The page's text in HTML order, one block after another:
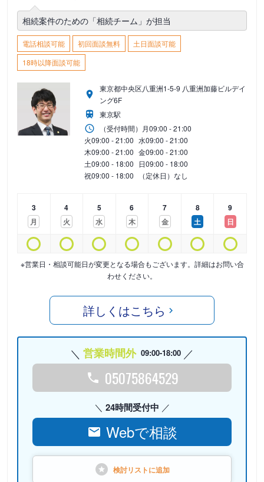
相続案件のための「相続チーム」が担当
電話相談可能 初回面談無料
土日面談可能
18時以降面談可能
東京都中央区八重洲1-5-9 八重洲加藤ビルデイ
ング6F
東京駅
（受付時間） 月09:00 - 21:00
火09:00 - 21:00 水09:00 - 21:00
木09:00 - 21:00 金09:00 - 21:00
土09:00 - 18:00 日09:00 - 18:00
祝09:00 - 18:00 （定休日）なし
3
月
4
火
5
水
6
木
7
金
8
土
9
日
※営業日・相談可能日が変更となる場合もございます。詳細はお問い合
わせください。
詳しくはこちら
営業時間外 09:00-18:00
05075864529
24時間受付中
Webで相談
検討リストに追加